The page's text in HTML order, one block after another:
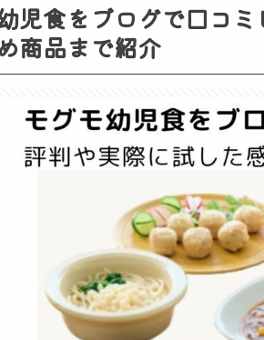
児食をブログで口コ
商品まで紹介